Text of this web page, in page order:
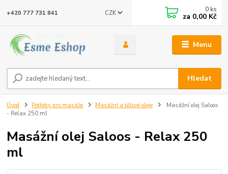
Menu
CZK
Hledat
+420 777 731 841 0 ks
za 0,00 Kč
Úvod Potřeby pro masáže Masážní a tělové oleje
Masážní olej Saloos
- Relax 250 ml
Masážní olej Saloos - Relax 250
ml